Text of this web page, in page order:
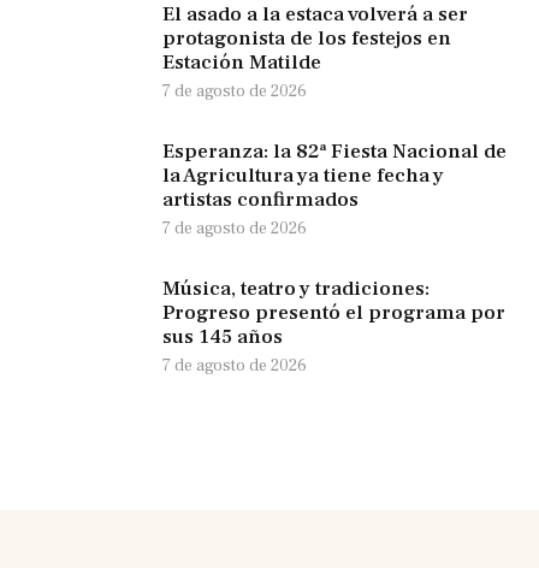
El asado a la estaca volverá a ser
protagonista de los festejos en
Estación Matilde
7 de agosto de 2026
Esperanza: la 82ª Fiesta Nacional de
la Agricultura ya tiene fecha y
artistas confirmados
7 de agosto de 2026
Música, teatro y tradiciones:
Progreso presentó el programa por
sus 145 años
7 de agosto de 2026